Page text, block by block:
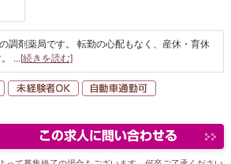
調剤薬局です。 転勤の心配もなく、産休・育休
...[続きを読む]
転勤なし 未経験者OK